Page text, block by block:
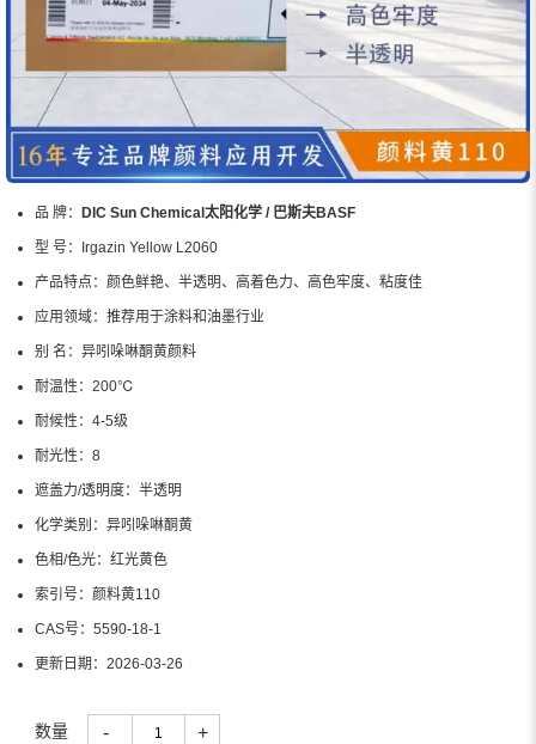
品 牌： DIC Sun Chemical太阳化学 / 巴斯夫BASF
型 号： Irgazin Yellow L2060
产品特点： 颜色鲜艳、半透明、高着色力、高色牢度、粘度佳
应用领域： 推荐用于涂料和油墨行业
别 名： 异吲哚啉酮黄颜料
耐温性： 200℃
耐候性： 4-5级
耐光性： 8
遮盖力/透明度： 半透明
化学类别： 异吲哚啉酮黄
色相/色光： 红光黄色
索引号： 颜料黄110
CAS号： 5590-18-1
更新日期： 2026-03-26
数量 - +